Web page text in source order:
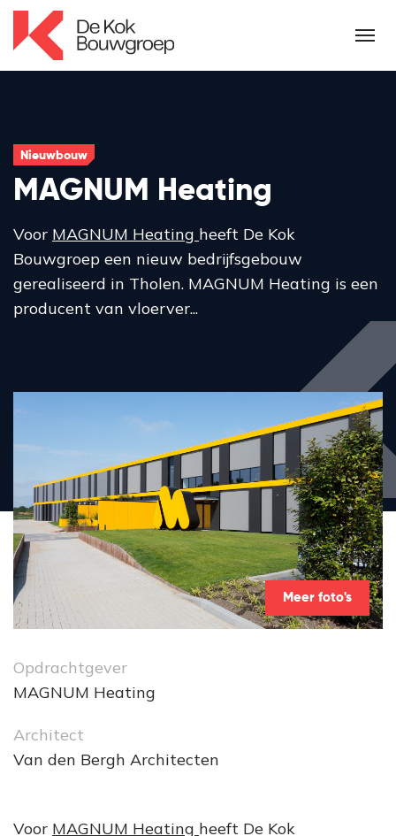
Nieuwbouw
MAGNUM Heating
Voor MAGNUM Heating heeft De Kok
Bouwgroep een nieuw bedrijfsgebouw
gerealiseerd in Tholen. MAGNUM Heating is een
producent van vloerver...
Meer foto's
Opdrachtgever
MAGNUM Heating
Architect
Van den Bergh Architecten
Voor MAGNUM Heating heeft De Kok